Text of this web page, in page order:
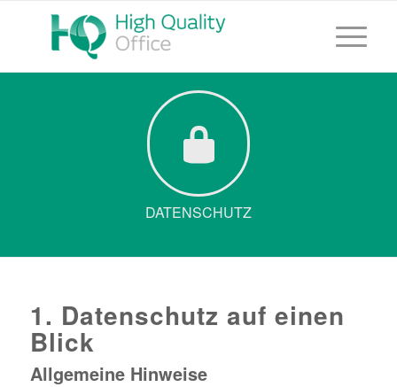
DATENSCHUTZ
1. Datenschutz auf einen
Blick
Allgemeine Hinweise